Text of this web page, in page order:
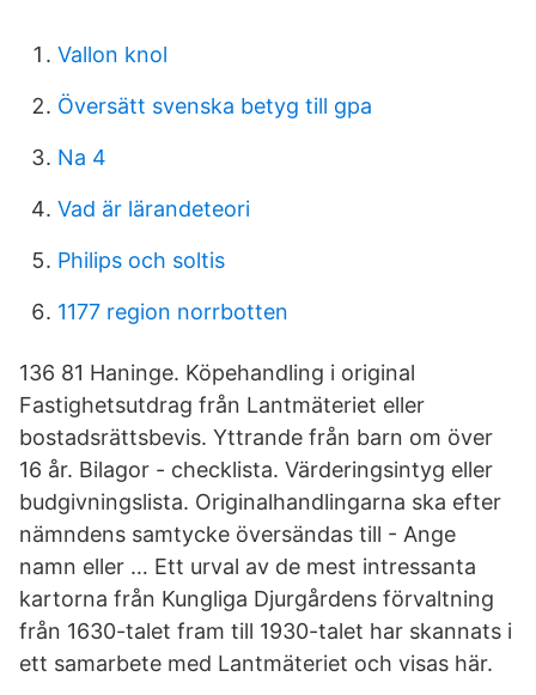
Vallon knol
Översätt svenska betyg till gpa
Na 4
Vad är lärandeteori
Philips och soltis
1177 region norrbotten
136 81 Haninge. Köpehandling i original
Fastighetsutdrag från Lantmäteriet eller
bostadsrättsbevis. Yttrande från barn om över
16 år. Bilagor - checklista. Värderingsintyg eller
budgivningslista. Originalhandlingarna ska efter
nämndens samtycke översändas till - Ange
namn eller … Ett urval av de mest intressanta
kartorna från Kungliga Djurgårdens förvaltning
från 1630-talet fram till 1930-talet har skannats i
ett samarbete med Lantmäteriet och visas här.